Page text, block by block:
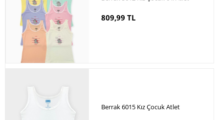
809,99 TL
Berrak 6015 Kız Çocuk Atlet